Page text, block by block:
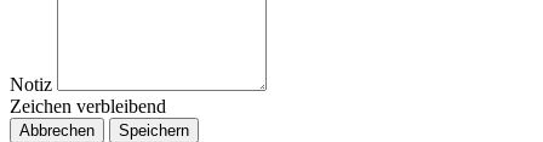
Notiz
Zeichen verbleibend
Abbrechen Speichern